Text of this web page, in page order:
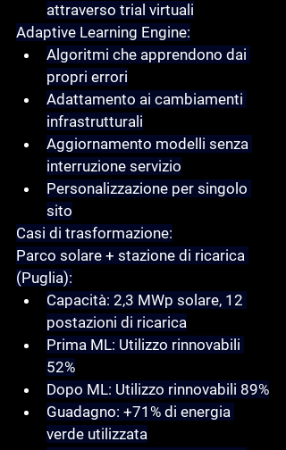
attraverso trial virtuali
Adaptive Learning Engine:
Algoritmi che apprendono dai
propri errori
Adattamento ai cambiamenti
infrastrutturali
Aggiornamento modelli senza
interruzione servizio
Personalizzazione per singolo
sito
Casi di trasformazione:
Parco solare + stazione di ricarica
(Puglia):
Capacità: 2,3 MWp solare, 12
postazioni di ricarica
Prima ML: Utilizzo rinnovabili
52%
Dopo ML: Utilizzo rinnovabili 89%
Guadagno: +71% di energia
verde utilizzata